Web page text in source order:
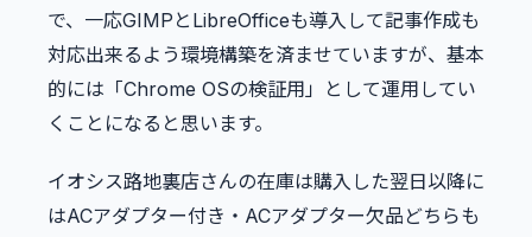
で、一応GIMPとLibreOfficeも導入して記事作成も
対応出来るよう環境構築を済ませていますが、基本
的には「Chrome OSの検証用」として運用してい
くことになると思います。
イオシス路地裏店さんの在庫は購入した翌日以降に
はACアダプター付き・ACアダプター欠品どちらも